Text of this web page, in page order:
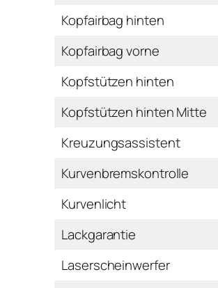
Kopfairbag hinten
Kopfairbag vorne
Kopfstützen hinten
Kopfstützen hinten Mitte
Kreuzungsassistent
Kurvenbremskontrolle
Kurvenlicht
Lackgarantie
Laserscheinwerfer